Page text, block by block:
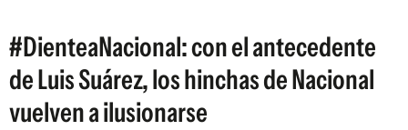
#DienteaNacional: con el antecedente
de Luis Suárez, los hinchas de Nacional
vuelven a ilusionarse